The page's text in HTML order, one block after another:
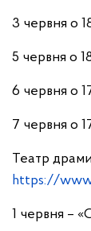
3 червня о
5 червня о
6 червня о
7 червня о
Театр драми
https://
1 червня –